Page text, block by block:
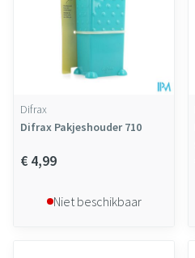
Difrax
Difrax Pakjeshouder 710
€ 4,99
Niet beschikbaar